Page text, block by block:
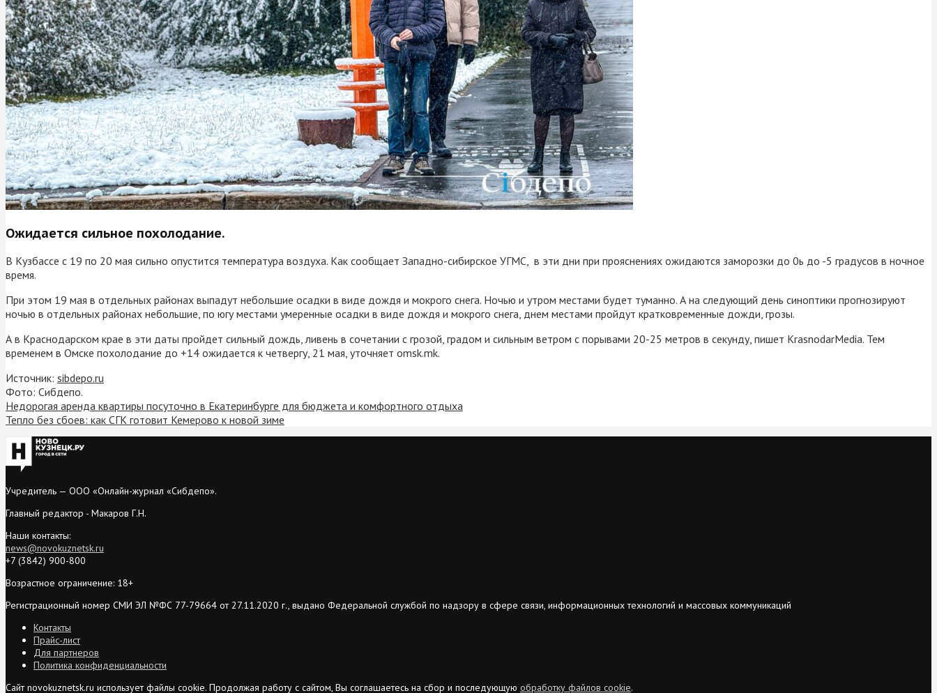
Ожидается сильное похолодание.
В Кузбассе с 19 по 20 мая сильно опустится температура воздуха. Как сообщает Западно-сибирское УГМС, в эти дни при прояснениях ожидаются заморозки до 0ь до -5 градусов в ночное
время.
При этом 19 мая в отдельных районах выпадут небольшие осадки в виде дождя и мокрого снега. Ночью и утром местами будет туманно. А на следующий день синоптики прогнозируют
ночью в отдельных районах небольшие, по югу местами умеренные осадки в виде дождя и мокрого снега, днем местами пройдут кратковременные дожди, грозы.
А в Краснодарском крае в эти даты пройдет сильный дождь, ливень в сочетании с грозой, градом и сильным ветром с порывами 20-25 метров в секунду, пишет KrasnodarMedia. Тем
временем в Омске похолодание до +14 ожидается к четвергу, 21 мая, уточняет omsk.mk.
Источник: sibdepo.ru
Фото: Сибдепо.
Недорогая аренда квартиры посуточно в Екатеринбурге для бюджета и комфортного отдыха
Тепло без сбоев: как СГК готовит Кемерово к новой зиме
Учредитель — ООО «Онлайн-журнал «Сибдепо».
Главный редактор - Макаров Г.Н.
Наши контакты:
news@novokuznetsk.ru
+7 (3842) 900-800
Возрастное ограничение: 18+
Регистрационный номер СМИ ЭЛ №ФС 77-79664 от 27.11.2020 г., выдано Федеральной службой по надзору в сфере связи, информационных технологий и массовых коммуникаций
Контакты
Прайс-лист
Для партнеров
Политика конфиденциальности
Сайт novokuznetsk.ru использует файлы cookie. Продолжая работу с сайтом, Вы соглашаетесь на сбор и последующую обработку файлов cookie.